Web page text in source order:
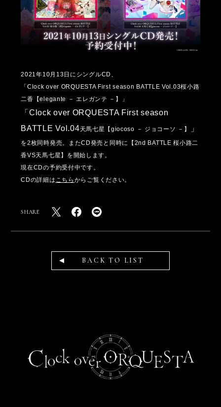
2021年10月13日にシングルCD、
「Clock over ORQUESTA First season BATTLE Vol.03桜小路
二香【elegante － エレガンテ －】」
「Clock over ORQUESTA First season
BATTLE Vol.04天馬七星【giocoso － ジョコーソ －】 」
を2枚同時発売。またCD発売と同時に【2nd BATTLE 桜小路二
香VS天馬七星】を開始します。
現在CDの予約受付中です。
CDの詳細は こちら からご覧ください。
SHARE
BACK TO LIST